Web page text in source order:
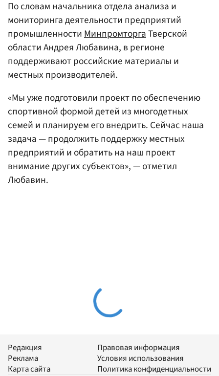
По словам начальника отдела анализа и
мониторинга деятельности предприятий
промышленности МинпромторгаТверской
области Андрея Любавина, в регионе
поддерживают российские материалы и
местных производителей.
«Мы уже подготовили проект по обеспечению
спортивной формой детей из многодетных
семей и планируем его внедрить. Сейчас наша
задача — продолжить поддержку местных
предприятий и обратить на наш проект
внимание других субъектов», — отметил
Любавин.
Редакция
Реклама
Карта сайта
Правовая информация
Условия использования
Политика конфиденциальности